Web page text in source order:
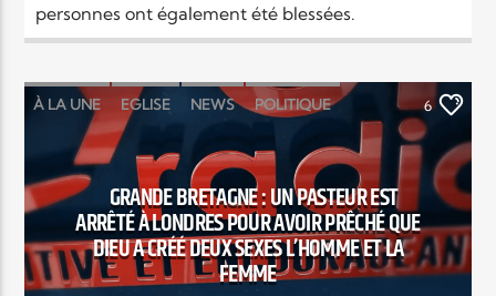
personnes ont également été blessées.
À LA UNE EGLISE NEWS POLITIQUE
RELIGIONS
6
GRANDE BRETAGNE : UN PASTEUR EST
ARRÊTÉ À LONDRES POUR AVOIR PRÊCHÉ QUE
DIEU A CRÉÉ DEUX SEXES L’HOMME ET LA
FEMME